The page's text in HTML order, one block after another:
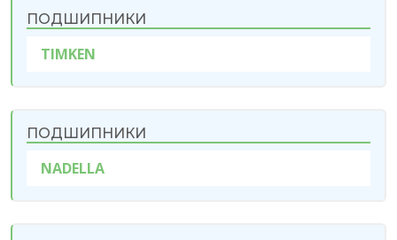
ПОДШИПНИКИ
TIMKEN
ПОДШИПНИКИ
NADELLA